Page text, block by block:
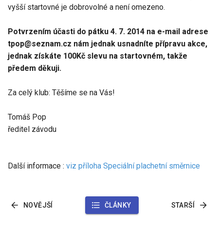
vyšší startovné je dobrovolné a není omezeno.
Potvrzením účasti do pátku 4. 7. 2014 na e-mail adrese
tpop@seznam.cz nám jednak usnadníte přípravu akce,
jednak získáte 100Kč slevu na startovném, takže
předem děkuji.
Za celý klub: Těšíme se na Vás!
Tomáš Pop
ředitel závodu
Další informace : viz příloha Speciální plachetní směrnice
NOVĚJŠÍ ČLÁNKY STARŠÍ